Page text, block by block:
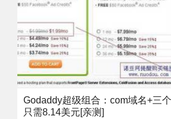
Godaddy超级组合：com域名+三
只需8.14美元[亲测]